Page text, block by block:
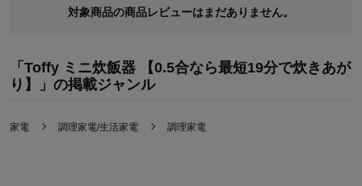
●毎日の「食べる分だけ」を特別にする、軽やかで心地よいキッチ
対象商品の商品レビューはまだありません。
「Toffy ミニ炊飯器 【0.5合なら最短19分で炊きあが
り】」の掲載ジャンル
家電 調理家電/生活家電 調理家電